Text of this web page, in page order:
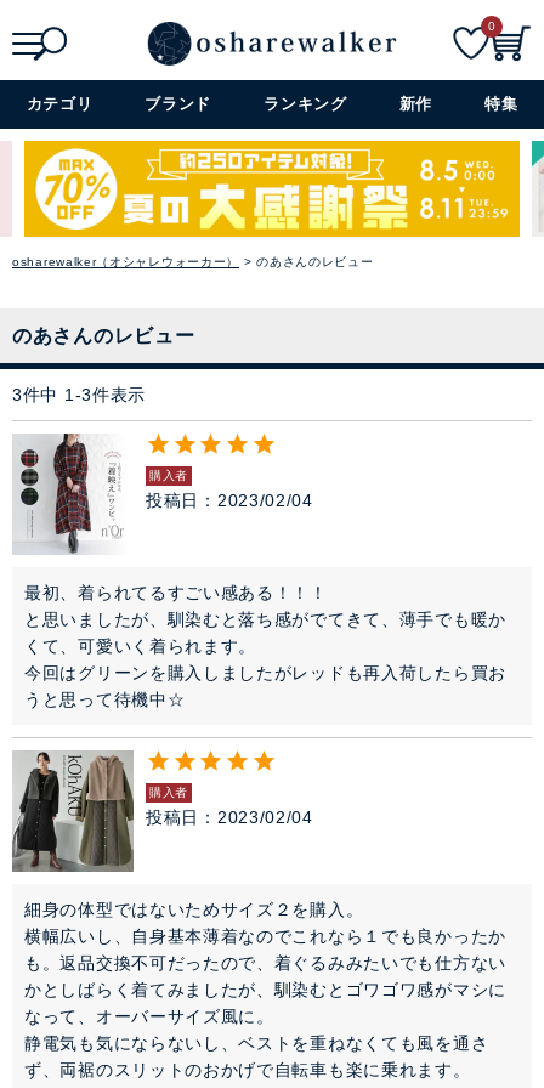
詳細検索+
0
カテゴリ ブランド ランキング 新作 特集
ファッション雑貨
セレモニー・オケージョン
アイテム特集
SALE
雑誌掲載アイテム
閉じる
osharewalker（オシャレウォーカー） のあさんのレビュー
のあさんのレビュー
3件中 1 -3件表示
購入者
投稿日 2023/02/04
最初、着られてるすごい感ある！！！
と思いましたが、馴染むと落ち感がでてきて、薄手でも暖か
くて、可愛いく着られます。
今回はグリーンを購入しましたがレッドも再入荷したら買お
うと思って待機中☆
購入者
投稿日 2023/02/04
細身の体型ではないためサイズ２を購入。
横幅広いし、自身基本薄着なのでこれなら１でも良かったか
も。返品交換不可だったので、着ぐるみみたいでも仕方ない
かとしばらく着てみましたが、馴染むとゴワゴワ感がマシに
なって、オーバーサイズ風に。
静電気も気にならないし、ベストを重ねなくても風を通さ
ず、両裾のスリットのおかげで自転車も楽に乗れます。